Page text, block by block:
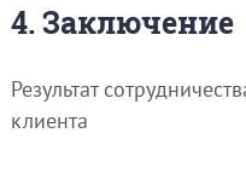
4. Заключение
Результат
клиента